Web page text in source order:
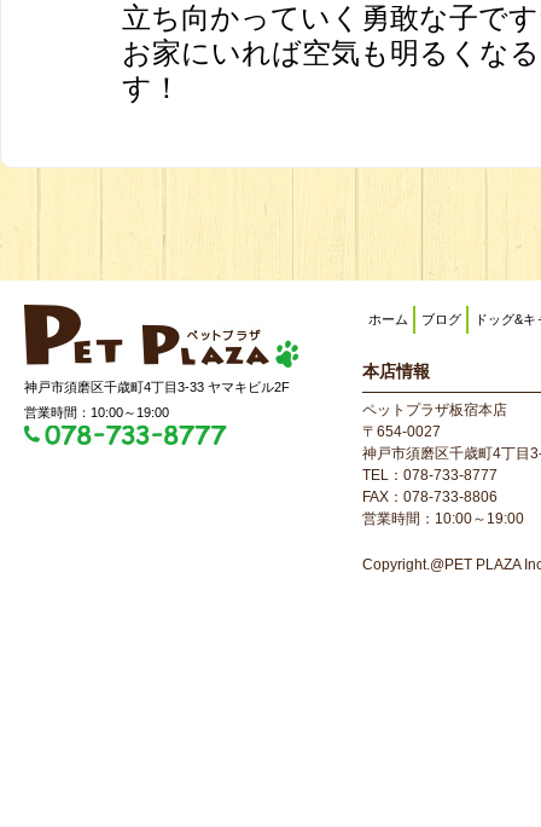
立ち向かっていく勇敢な子で
お家にいれば空気も明るくな
す！
神戸市須磨区千歳町4丁目3-33 ヤマキビル2F
営業時間：10:00～19:00
ホーム ブログ ドッグ&キ
本店情報
ペットプラザ板宿本店
〒654-0027
神戸市須磨区千歳町4丁目
TEL：078-733-8777
FAX：078-733-8806
営業時間：10:00～19:00
Copyright.@PET PLAZA